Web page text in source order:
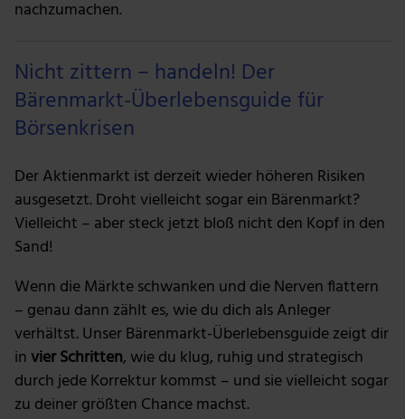
nachzumachen.
Nicht zittern – handeln! Der
Bärenmarkt-Überlebensguide für
Börsenkrisen
Der Aktienmarkt ist derzeit wieder höheren Risiken
ausgesetzt. Droht vielleicht sogar ein Bärenmarkt?
Vielleicht – aber steck jetzt bloß nicht den Kopf in den
Sand!
Wenn die Märkte schwanken und die Nerven flattern
– genau dann zählt es, wie du dich als Anleger
verhältst. Unser Bärenmarkt-Überlebensguide zeigt dir
invier Schritten, wie du klug, ruhig und strategisch
durch jede Korrektur kommst – und sie vielleicht sogar
zu deiner größten Chance machst.